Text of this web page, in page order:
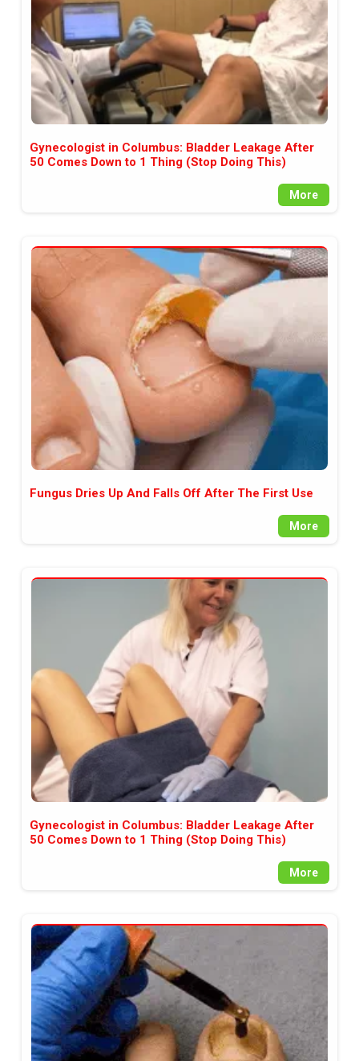
Gynecologist in Columbus: Bladder Leakage After
50 Comes Down to 1 Thing (Stop Doing This)
More
Fungus Dries Up And Falls Off After The First Use
More
Gynecologist in Columbus: Bladder Leakage After
50 Comes Down to 1 Thing (Stop Doing This)
More